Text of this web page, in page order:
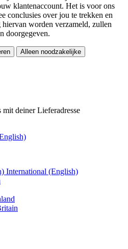
klantenaccount. Het is voor ons
conclusies over jou te trekken en
hiervan worden verzameld, zullen
doorgegeven.
Alleen noodzakelijke
mit deiner Lieferadresse
International (English)